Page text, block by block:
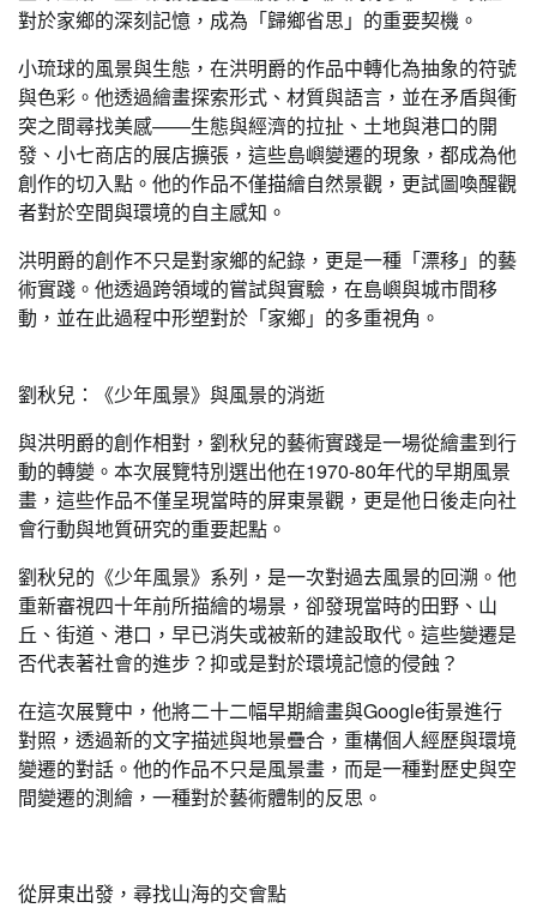
對於家鄉的深刻記憶，成為「歸鄉省思」的重要契機。
小琉球的風景與生態，在洪明爵的作品中轉化為抽象的符號
與色彩。他透過繪畫探索形式、材質與語言，並在矛盾與衝
突之間尋找美感——生態與經濟的拉扯、土地與港口的開
發、小七商店的展店擴張，這些島嶼變遷的現象，都成為他
創作的切入點。他的作品不僅描繪自然景觀，更試圖喚醒觀
者對於空間與環境的自主感知。
洪明爵的創作不只是對家鄉的紀錄，更是一種「漂移」的藝
術實踐。他透過跨領域的嘗試與實驗，在島嶼與城市間移
動，並在此過程中形塑對於「家鄉」的多重視角。
劉秋兒：《少年風景》與風景的消逝
與洪明爵的創作相對，劉秋兒的藝術實踐是一場從繪畫到行
動的轉變。本次展覽特別選出他在1970-80年代的早期風景
畫，這些作品不僅呈現當時的屏東景觀，更是他日後走向社
會行動與地質研究的重要起點。
劉秋兒的《少年風景》系列，是一次對過去風景的回溯。他
重新審視四十年前所描繪的場景，卻發現當時的田野、山
丘、街道、港口，早已消失或被新的建設取代。這些變遷是
否代表著社會的進步？抑或是對於環境記憶的侵蝕？
在這次展覽中，他將二十二幅早期繪畫與Google街景進行
對照，透過新的文字描述與地景疊合，重構個人經歷與環境
變遷的對話。他的作品不只是風景畫，而是一種對歷史與空
間變遷的測繪，一種對於藝術體制的反思。
從屏東出發，尋找山海的交會點